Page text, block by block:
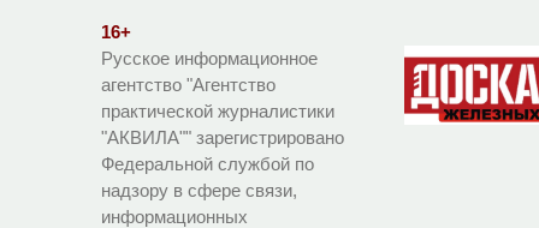
16+
Русское информационное
агентство "Агентство
практической журналистики
"АКВИЛА"" зарегистрировано
Федеральной службой по
надзору в сфере связи,
информационных